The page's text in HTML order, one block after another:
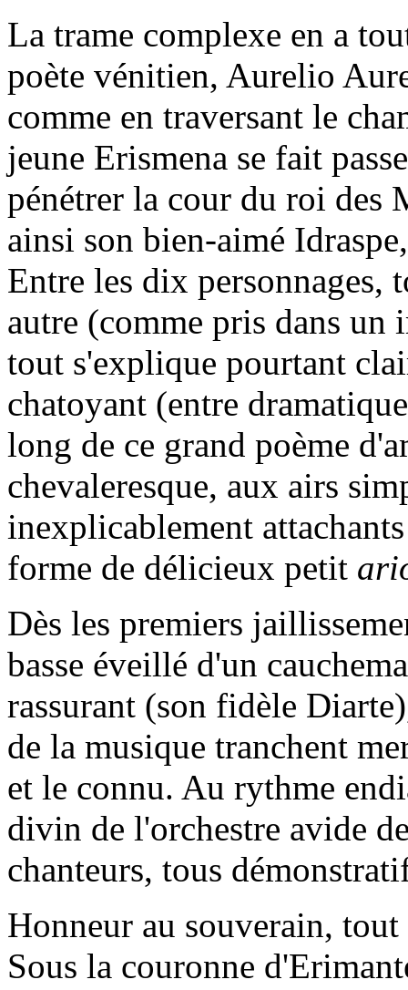
La trame complexe en a
poète vénitien, Aurelio
comme en traversant le
jeune Erismena se fait
pénétrer la cour du roi des
ainsi son bien-aimé
Entre les dix personnages,
autre (comme pris dans
tout s'explique pourtant
chatoyant (entre
long de ce grand poème
chevaleresque, aux airs
inexplicablement
forme de délicieux petit
Dès les premiers
basse éveillé d'un
rassurant (son fidèle
de la musique tranchent
et le connu. Au rythme
divin de l'orchestre avide
chanteurs, tous
Honneur au souverain,
Sous la couronne